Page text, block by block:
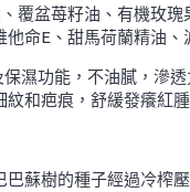
覆盆苺籽油、有機玫瑰
他命E、甜馬荷蘭精油、
濕功能，不油膩，滲
紋和疤痕，舒緩發癢紅
巴蘇樹的種子經過冷榨